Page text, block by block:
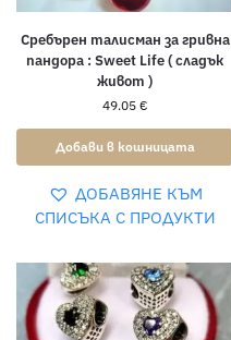
Сребърен талисман за гривна
пандора : Sweet Life ( сладък
живот )
49.05 €
Добави в кошницата
ДОБАВЯНЕ КЪМ
СПИСЪКА С ПРОДУКТИ